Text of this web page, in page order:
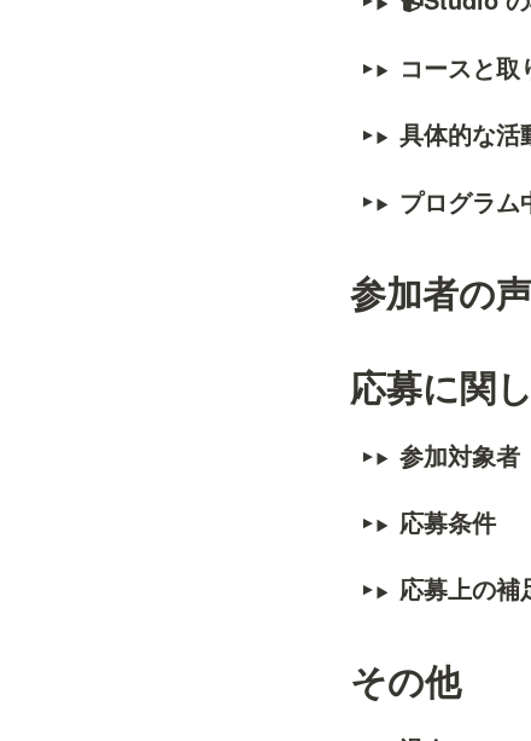
コースと
具体的な活
プログラム
参加者の声
応募に関
参加対象者
応募条件
応募上の補
その他